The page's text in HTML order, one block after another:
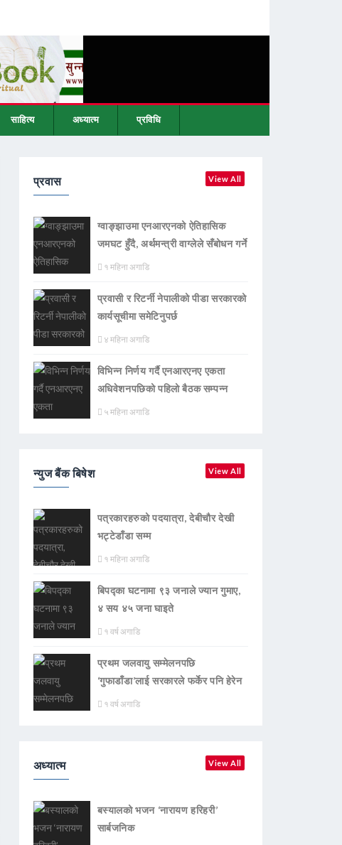
साहित्य अध्यात्म प्रविधि
प्रवास View All
ग्वाङ्झाउमा एनआरएनको ऐतिहासिक
जमघट हुँदै, अर्थमन्त्री वाग्लेले सँबोधन गर्ने
१ महिना अगाडि
प्रवासी र रिटर्नी नेपालीको पीडा सरकारको
कार्यसूचीमा समेटिनुपर्छ
४ महिना अगाडि
विभिन्न निर्णय गर्दै एनआरएनए एकता
अधिवेशनपछिको पहिलो बैठक सम्पन्न
५ महिना अगाडि
न्युज बैंक बिषेश View All
पत्रकारहरुको पदयात्रा, देबीचौर देखी
भट्टेडाँडा सम्म
१ महिना अगाडि
बिपद्का घटनामा ९३ जनाले ज्यान गुमाए,
४ सय ४५ जना घाइते
१ वर्ष अगाडि
प्रथम जलवायु सम्मेलनपछि
‘गुफाडाँडा’लाई सरकारले फर्केर पनि हेरेन
१ वर्ष अगाडि
अध्यात्म View All
बस्यालको भजन ‘नारायण हरिहरी’
सार्बजनिक